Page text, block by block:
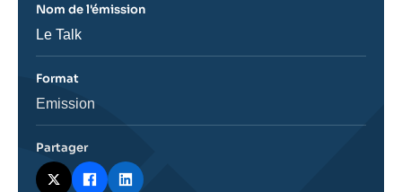
Nom de l'émission
Nom
Le Talk
Format
Catégorie
Emission
Partager